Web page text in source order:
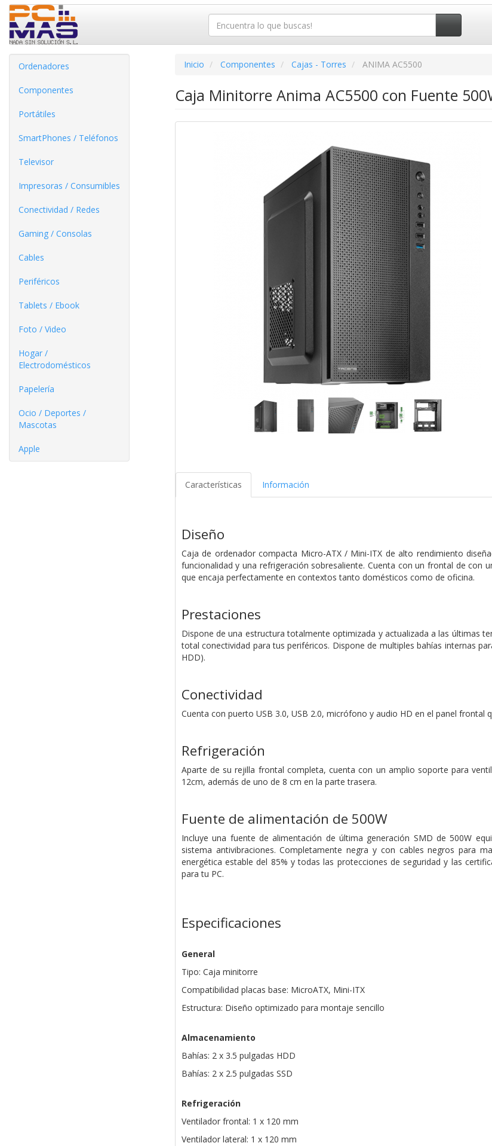
Ordenadores
Componentes
Portátiles
SmartPhones / Teléfonos
Televisor
Impresoras / Consumibles
Conectividad / Redes
Gaming / Consolas
Cables
Periféricos
Tablets / Ebook
Foto / Video
Hogar /
Electrodomésticos
Papelería
Ocio / Deportes /
Mascotas
Apple
Inicio Componentes Cajas - Torres ANIMA AC5500
Caja Minitorre Anima AC5500 con Fuente
Características Información
Diseño
Caja de ordenador compacta Micro-ATX / Mini-ITX de alto rendimiento
funcionalidad y una refrigeración sobresaliente. Cuenta con un frontal de con
que encaja perfectamente en contextos tanto domésticos como de oficina.
Prestaciones
Dispone de una estructura totalmente optimizada y actualizada a las últimas
total conectividad para tus periféricos. Dispone de multiples bahías internas
HDD).
Conectividad
Cuenta con puerto USB 3.0, USB 2.0, micrófono y audio HD en el panel
Refrigeración
Aparte de su rejilla frontal completa, cuenta con un amplio soporte para
12cm, además de uno de 8 cm en la parte trasera.
Fuente de alimentación de 500W
Incluye una fuente de alimentación de última generación SMD de 500W
sistema antivibraciones. Completamente negra y con cables negros para
energética estable del 85% y todas las protecciones de seguridad y las
para tu PC.
Especificaciones
General
Tipo: Caja minitorre
Compatibilidad placas base: MicroATX, Mini-ITX
Estructura: Diseño optimizado para montaje sencillo
Almacenamiento
Bahías: 2 x 3.5 pulgadas HDD
Bahías: 2 x 2.5 pulgadas SSD
Refrigeración
Ventilador frontal: 1 x 120 mm
Ventilador lateral: 1 x 120 mm